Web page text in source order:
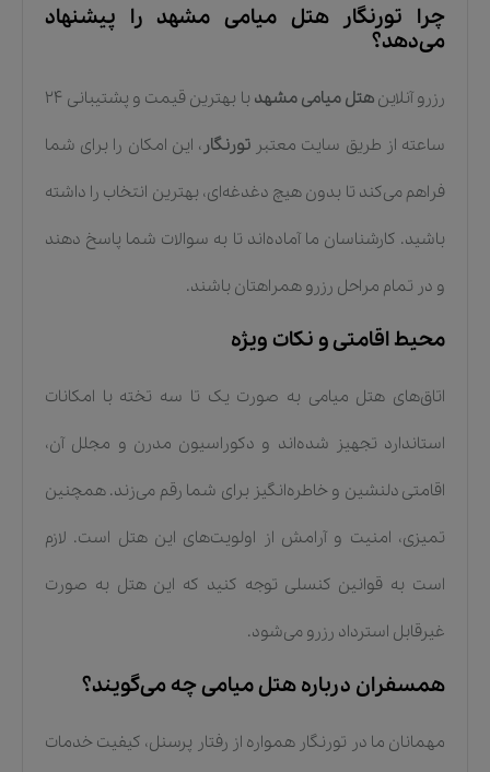
چرا تورنگار هتل میامی مشهد را پیشنهاد
می‌دهد؟
رزرو آنلاینهتل میامی مشهد با بهترین قیمت و پشتیبانی ۲۴
ساعته از طریق سایت معتبر تورنگار ، این امکان را برای شما
فراهم می‌کند تا بدون هیچ دغدغه‌ای، بهترین انتخاب را داشته
باشید. کارشناسان ما آماده‌اند تا به سوالات شما پاسخ دهند
و در تمام مراحل رزرو همراهتان باشند.
محیط اقامتی و نکات ویژه
اتاق‌های هتل میامی به صورت یک تا سه تخته با امکانات
استاندارد تجهیز شده‌اند و دکوراسیون مدرن و مجلل آن،
اقامتی دلنشین و خاطره‌انگیز برای شما رقم می‌زند. همچنین
تمیزی، امنیت و آرامش از اولویت‌های این هتل است. لازم
است به قوانین کنسلی توجه کنید که این هتل به صورت
غیرقابل استرداد رزرو می‌شود.
همسفران درباره هتل میامی چه می‌گویند؟
مهمانان ما در تورنگار همواره از رفتار پرسنل، کیفیت خدمات